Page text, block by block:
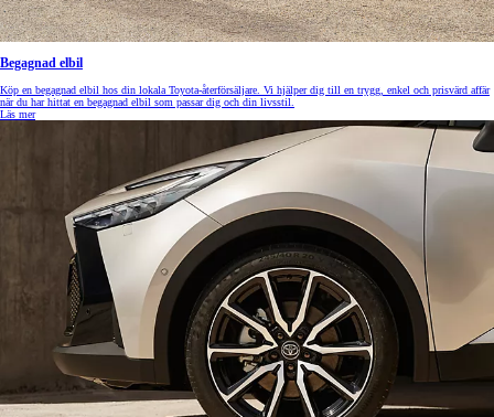
Begagnad elbil
Köp en begagnad elbil hos din lokala Toyota-återförsäljare. Vi hjälper dig till en trygg, enkel och prisvärd affär
när du har hittat en begagnad elbil som passar dig och din livsstil.
Läs mer